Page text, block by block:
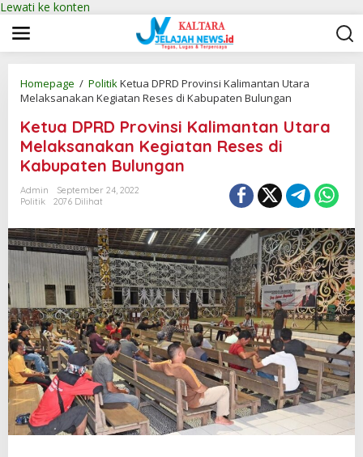
Lewati ke konten
Homepage / PolitikKetua DPRD Provinsi Kalimantan Utara
Melaksanakan Kegiatan Reses di Kabupaten Bulungan
Ketua DPRD Provinsi Kalimantan Utara
Melaksanakan Kegiatan Reses di
Kabupaten Bulungan
Admin
September 24, 2022
Politik
2076 Dilihat